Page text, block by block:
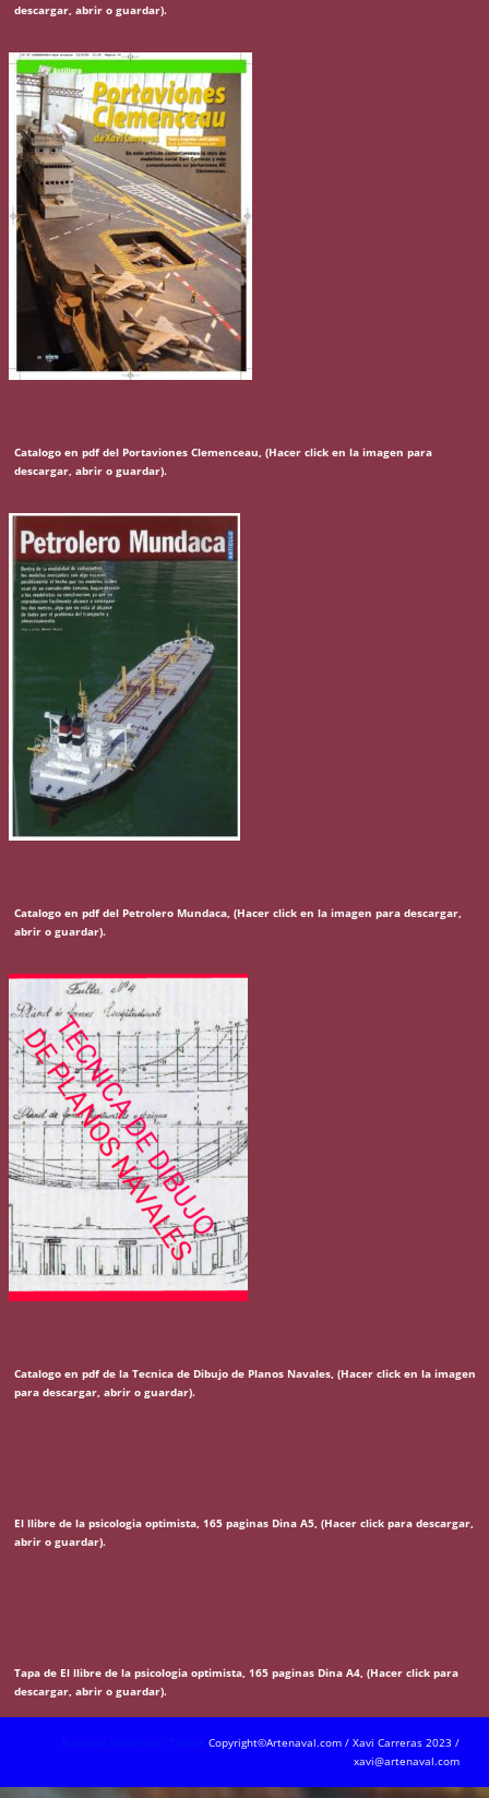
descargar, abrir o guardar).
Catalogo en pdf del Portaviones Clemenceau, (Hacer click en la imagen para
descargar, abrir o guardar).
Catalogo en pdf del Petrolero Mundaca, (Hacer click en la imagen para descargar,
abrir o guardar).
Catalogo en pdf de la Tecnica de Dibujo de Planos Navales, (Hacer click en la imagen
para descargar, abrir o guardar).
El llibre de la psicologia optimista, 165 paginas Dina A5, (Hacer click para descargar,
abrir o guardar).
Tapa de El llibre de la psicologia optimista, 165 paginas Dina A4, (Hacer click para
descargar, abrir o guardar).
Copyright©Artenaval.com / Xavi Carreras 2023 /
xavi@artenaval.com